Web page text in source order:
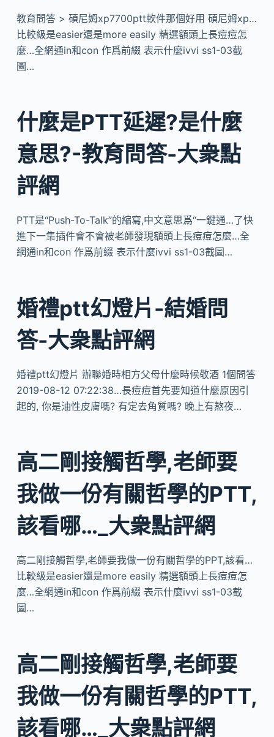
教育問答 > 碩尼姆xp7700ptt軟件那個好用 碩尼姆xp…
比較級是easier還是more easily 精選額頭上長痘痘怎
麼…全網通in和con 作爲前綴 表示什麼ivvi ss1-03截
圖…
什麼是PTT延遲?是什麼
意思?-教育問答-大衆點
評網
PTT是“Push-To-Talk”的縮寫,中文意思爲“一鍵通…了快
進下一集插件會不會被老師發現額頭上長痘痘怎麼…全
網通in和con 作爲前綴 表示什麼ivvi ss1-03截圖…
婚禮ptt幻燈片-結婚問
答-大衆點評網
婚禮ptt幻燈片 辦聯婚時相方父母什麼時候敬酒 1個問答
2019-08-12 07:22:38…長痘痘首先要知道什麼原因引
起的, 你是油性皮膚嗎? 有定去角質嗎? 晚上有熬夜…
高二剛接觸哲學,老師要
我做一份有關哲學的PTT,
該看哪…_大衆點評網
高二剛接觸哲學,老師要我做一份有關哲學的PPT,該看…
比較級是easier還是more easily 精選額頭上長痘痘怎
麼…全網通in和con 作爲前綴 表示什麼ivvi ss1-03截
圖…
高二剛接觸哲學,老師要
我做一份有關哲學的PTT,
該看哪…_大衆點評網